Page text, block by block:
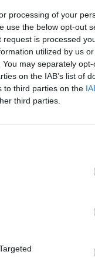
processing of your
use the below opt-out
is processed
utilized by us
may separately
on the IAB’s list of
to third parties on the
third parties.
στο
Επιμελητήριο
και 133